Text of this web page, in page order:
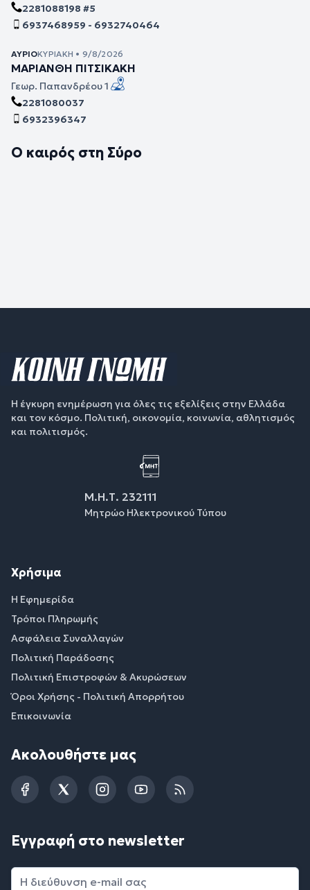
2281088198 #5
6937468959 - 6932740464
ΑΎΡΙΟΚΥΡΙΑΚΉ • 9/8/2026
ΜΑΡΙΑΝΘΗ ΠΙΤΣΙΚΑΚΗ
Γεωρ. Παπανδρέου 1
2281080037
6932396347
Ο καιρός στη Σύρο
Η έγκυρη ενημέρωση για όλες τις εξελίξεις στην Ελλάδα
και τον κόσμο. Πολιτική, οικονομία, κοινωνία, αθλητισμός
και πολιτισμός.
Μ.Η.Τ. 232111
Μητρώο Ηλεκτρονικού Τύπου
Χρήσιμα
Η Εφημερίδα
Τρόποι Πληρωμής
Ασφάλεια Συναλλαγών
Πολιτική Παράδοσης
Πολιτική Επιστροφών & Ακυρώσεων
Όροι Χρήσης - Πολιτική Απορρήτου
Επικοινωνία
Ακολουθήστε μας
FacebookTwitterInstagramYouTubeRSS
Εγγραφή στο newsletter